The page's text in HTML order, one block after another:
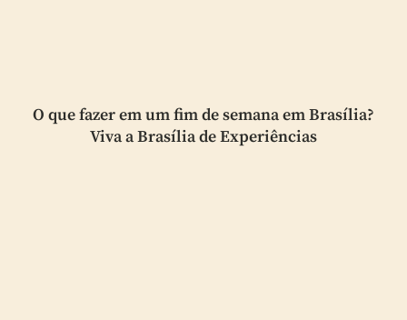
O que fazer em um fim de semana em Brasília?
Viva a Brasília de Experiências